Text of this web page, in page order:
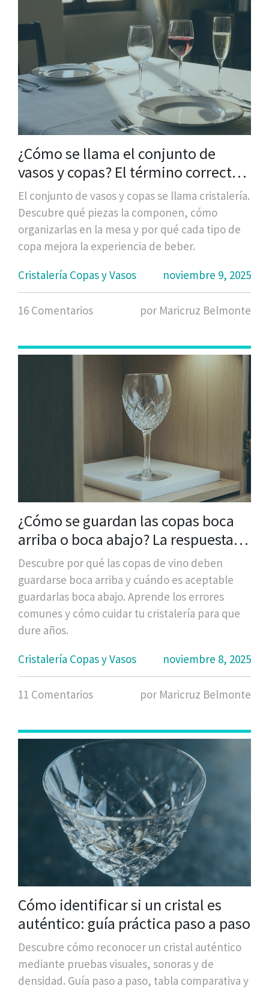
¿Cómo se llama el conjunto de
vasos y copas? El término correcto y
su uso en la mesa
El conjunto de vasos y copas se llama cristalería.
Descubre qué piezas la componen, cómo
organizarlas en la mesa y por qué cada tipo de
copa mejora la experiencia de beber.
Cristalería Copas y Vasos
noviembre 9, 2025
16 Comentarios por Maricruz Belmonte
¿Cómo se guardan las copas boca
arriba o boca abajo? La respuesta
correcta según expertos en
cristalería
Descubre por qué las copas de vino deben
guardarse boca arriba y cuándo es aceptable
guardarlas boca abajo. Aprende los errores
comunes y cómo cuidar tu cristalería para que
dure años.
Cristalería Copas y Vasos
noviembre 8, 2025
11 Comentarios por Maricruz Belmonte
Cómo identificar si un cristal es
auténtico: guía práctica paso a paso
Descubre cómo reconocer un cristal auténtico
mediante pruebas visuales, sonoras y de
densidad. Guía paso a paso, tabla comparativa y